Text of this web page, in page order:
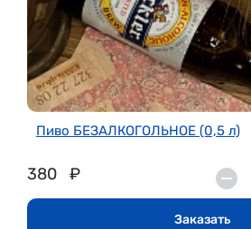
Пиво БЕЗАЛКОГОЛЬНОЕ (0,5 л)
380 ₽
Заказать